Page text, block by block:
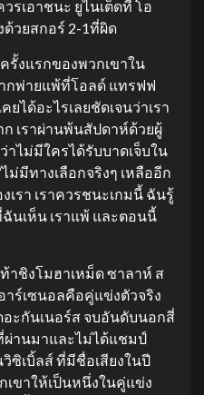
รเอาชนะ ยูไนเต็ดที่ โอ
วยสกอร์ 2-1ที่ผิด
รั้งแรกของพวกเขาใน
กพ่ายแพ้ที่โอลด์ แทรฟฟ
ได้อะไรเลยชัดเจนว่าเรา
เราผ่านพ้นสัปดาห์ด้วยผู้
าไม่มีใครได้รับบาดเจ็บใน
ม่มีทางเลือกจริงๆ เหลืออีก
รา เราควรชนะเกมนี้ ฉันรู้
นเห็น เราแพ้ และตอนนี้
าชิงโมฮาเหม็ด ซาลาห์ ส
าร์เซนอลคือคู่แข่งตัวจริง
ะกันเนอร์ส จบอันดับนอกสี่
านมาและไม่ได้แชมป์
ซิเบิ้ลส์ ที่มีชื่อเสียงในปี
ขาให้เป็นหนึ่งในคู่แข่ง